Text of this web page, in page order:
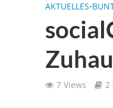
AKTUELLES•
7 Views 2